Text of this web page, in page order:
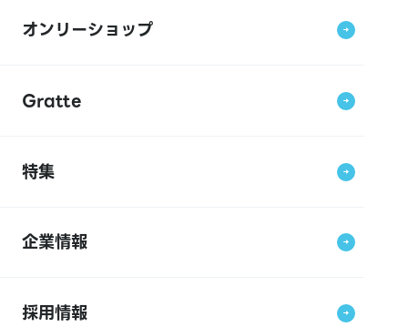
オンリーショップ
Gratte
特集
企業情報
採用情報